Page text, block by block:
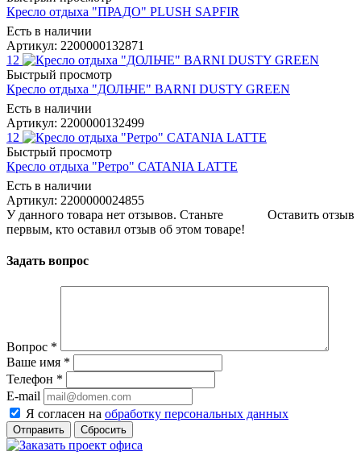
Кресло отдыха "ПРАДО" PLUSH SAPFIR
Есть в наличии
Артикул: 2200000132871
12
Быстрый просмотр
Кресло отдыха "ДОЛЬЧЕ" BARNI DUSTY GREEN
Есть в наличии
Артикул: 2200000132499
12
Быстрый просмотр
Кресло отдыха "Ретро" CATANIA LATTE
Есть в наличии
Артикул: 2200000024855
Оставить отзыв
У данного товара нет отзывов. Станьте
первым, кто оставил отзыв об этом товаре!
Задать вопрос
Вопрос *
Ваше имя *
Телефон *
E-mail
Я согласен на обработку персональных данных
Сбросить